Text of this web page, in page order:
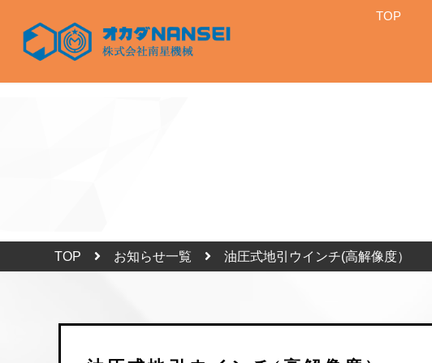
TOP
TOP お知らせ一覧 油圧式地引ウインチ(高解像度）